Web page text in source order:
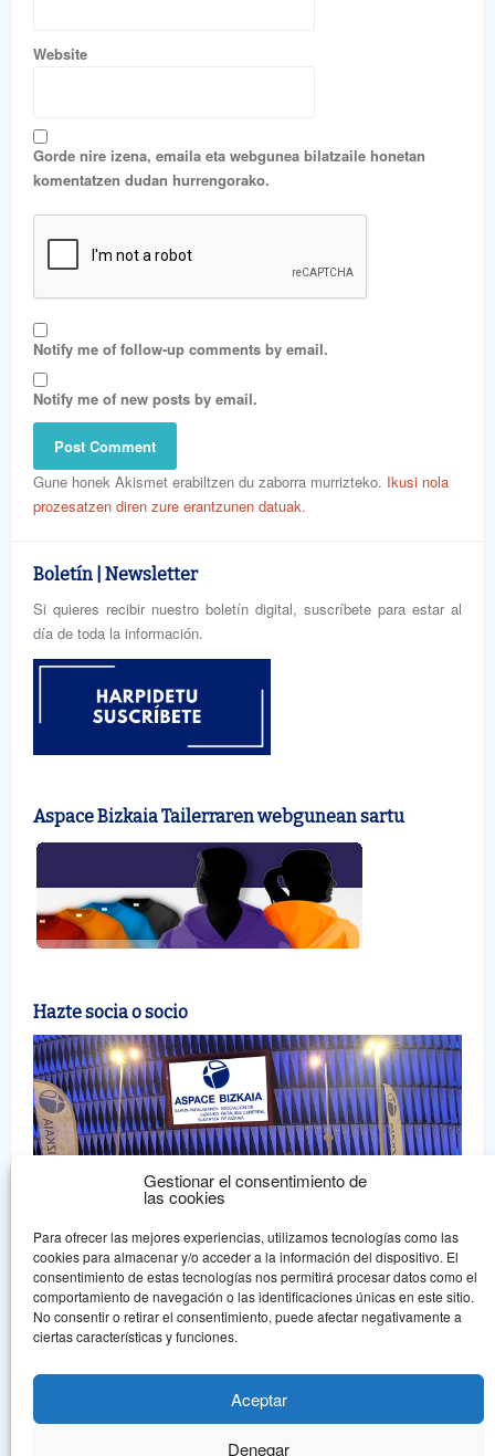
Gestionar el consentimiento de
las cookies
Para ofrecer las mejores experiencias, utilizamos tecnologías como las
cookies para almacenar y/o acceder a la información del dispositivo. El
consentimiento de estas tecnologías nos permitirá procesar datos como el
comportamiento de navegación o las identificaciones únicas en este sitio.
No consentir o retirar el consentimiento, puede afectar negativamente a
ciertas características y funciones.
Aceptar
Denegar
Website
Gorde nire izena, emaila eta webgunea bilatzaile honetan
komentatzen dudan hurrengorako.
Notify me of follow-up comments by email.
Notify me of new posts by email.
Gune honek Akismet erabiltzen du zaborra murrizteko. Ikusi nola
prozesatzen diren zure erantzunen datuak.
Boletín | Newsletter
Si quieres recibir nuestro boletín digital, suscríbete para estar al
día de toda la información.
Aspace Bizkaia Tailerraren webgunean sartu
Hazte socia o socio
ASPACE BIZKAIA irabazi asmorik gabeko guraso elkartea da, eta
onura publikoko erakundearen aintzatespena jaso du.